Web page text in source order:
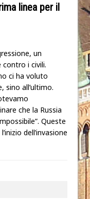
linea per il
un
contro i civili.
ci ha voluto
sino all’ultimo.
che la Russia
Queste
dell’invasione